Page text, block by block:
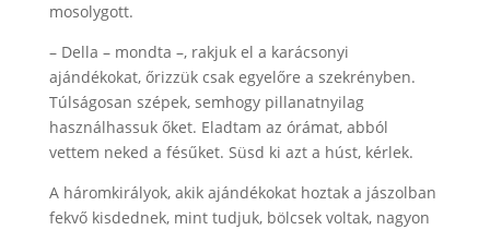
mosolygott.
– Della – mondta –, rakjuk el a karácsonyi
ajándékokat, őrizzük csak egyelőre a szekrényben.
Túlságosan szépek, semhogy pillanatnyilag
használhassuk őket. Eladtam az órámat, abból
vettem neked a fésűket. Süsd ki azt a húst, kérlek.
A háromkirályok, akik ajándékokat hoztak a jászolban
fekvő kisdednek, mint tudjuk, bölcsek voltak, nagyon